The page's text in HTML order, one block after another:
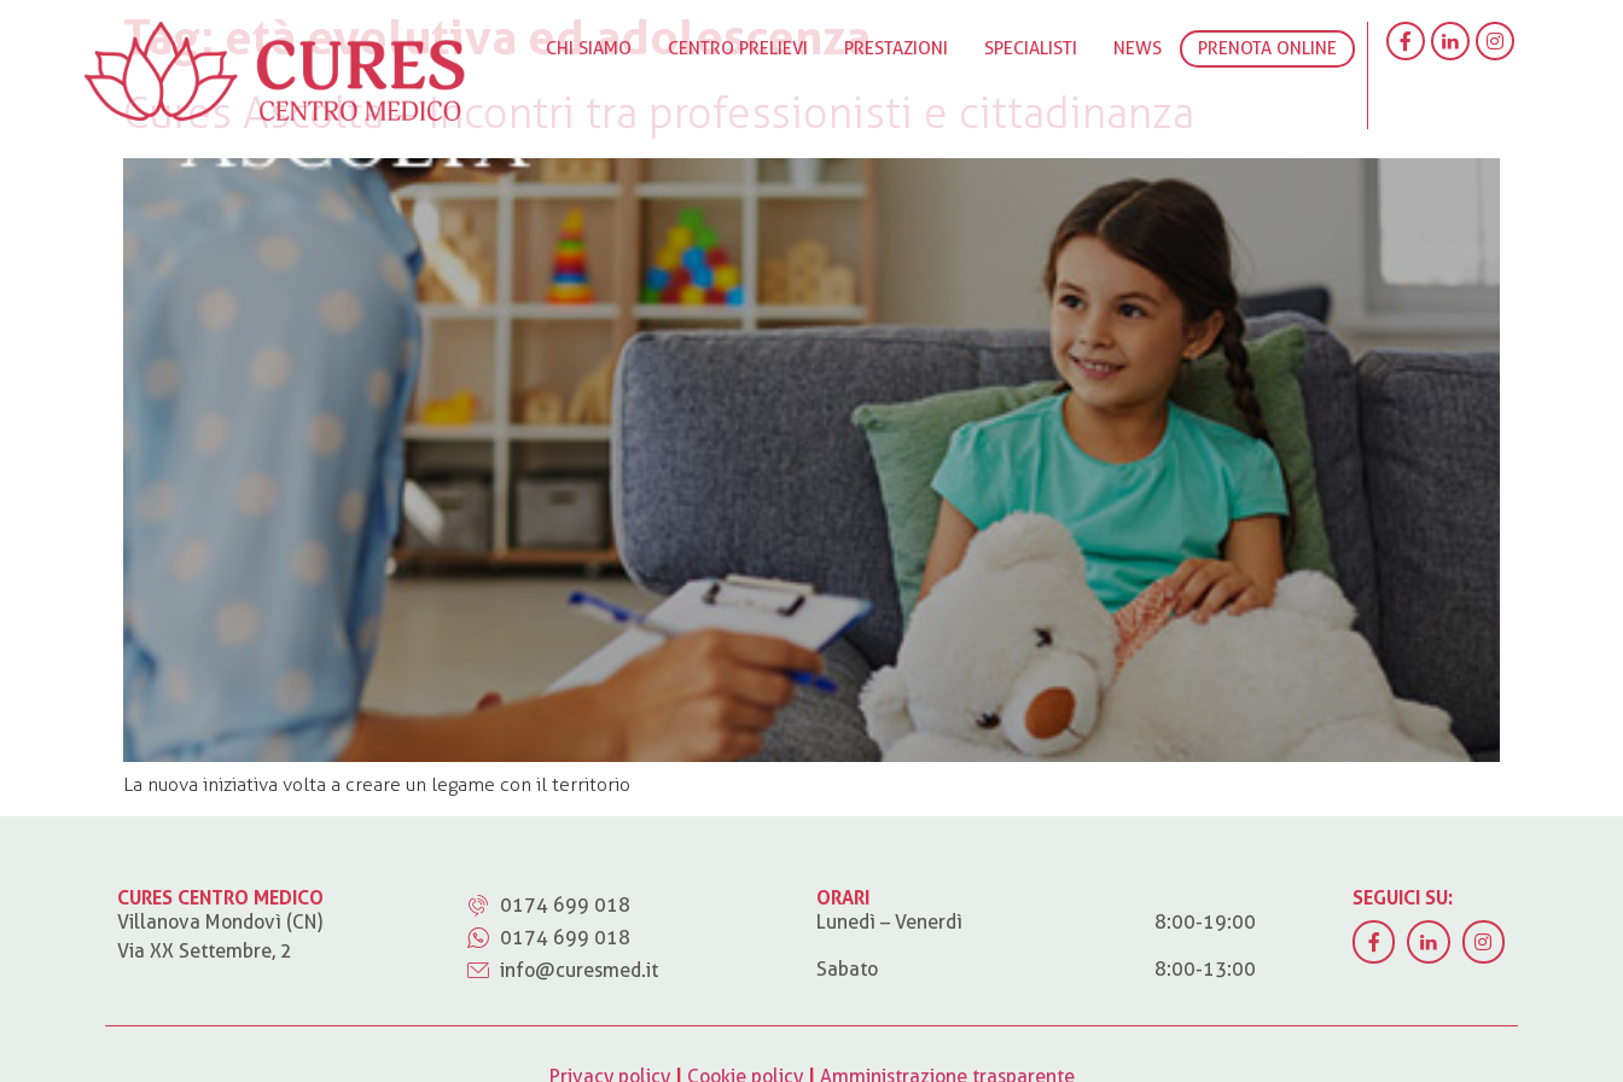
CHI SIAMO CENTRO PRELIEVI PRESTAZIONI SPECIALISTI NEWS PRENOTA ONLINE
Tag:età evolutiva ed adolescenza
Cures Ascolta – Incontri tra professionisti e cittadinanza
La nuova iniziativa volta a creare un legame con il territorio
CURES CENTRO MEDICO
Villanova Mondovì (CN)
Via XX Settembre, 2
0174 699 018
0174 699 018
info@curesmed.it
ORARI
Lunedì – Venerdì
8:00-19:00
Sabato 8:00-13:00
SEGUICI SU:
Privacy policy| Cookie policy| Amministrazione trasparente